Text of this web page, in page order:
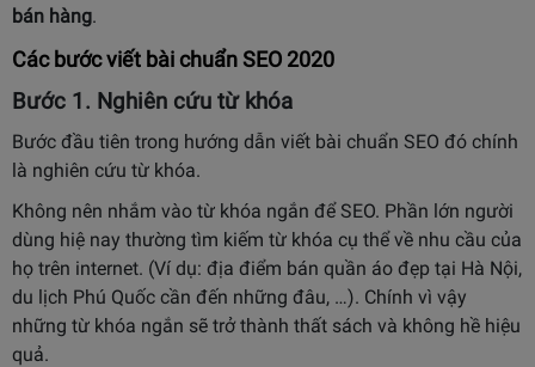
bán hàng.
Các bước viết bài chuẩn SEO 2020
Bước 1. Nghiên cứu từ khóa
Bước đầu tiên trong hướng dẫn viết bài chuẩn SEO đó chính
là nghiên cứu từ khóa.
Không nên nhắm vào từ khóa ngắn để SEO. Phần lớn người
dùng hiệ nay thường tìm kiếm từ khóa cụ thể về nhu cầu của
họ trên internet. (Ví dụ: địa điểm bán quần áo đẹp tại Hà Nội,
du lịch Phú Quốc cần đến những đâu, …). Chính vì vậy
những từ khóa ngắn sẽ trở thành thất sách và không hề hiệu
quả.